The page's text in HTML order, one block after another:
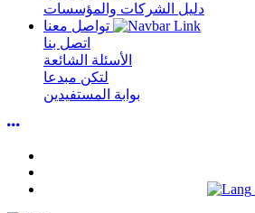
دليل الشركات والمؤسسات
اتصل بنا
الأسئلة الشائعة
لتكن مبدعا
بوابة المستفيدين